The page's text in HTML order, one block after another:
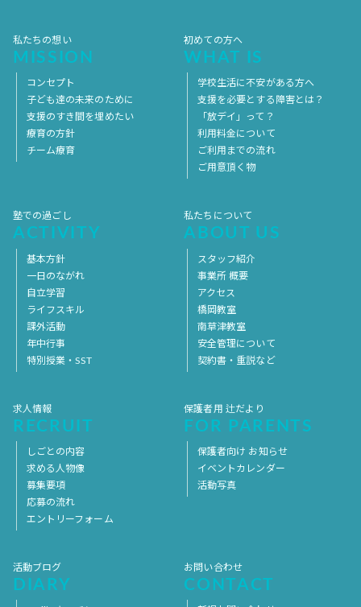
私たちの想い
MISSION
コンセプト
子ども達の未来のために
支援のすき間を埋めたい
療育の方針
チーム療育
初めての方へ
WHAT IS
学校生活に不安がある方へ
支援を必要とする障害とは？
「放デイ」って？
利用料金について
ご利用までの流れ
ご用意頂く物
塾での過ごし
ACTIVITY
基本方針
一日のながれ
自立学習
ライフスキル
課外活動
年中行事
特別授業・SST
私たちについて
ABOUT US
スタッフ紹介
事業所 概要
アクセス
橋岡教室
南草津教室
安全管理について
契約書・重説など
求人情報
RECRUIT
しごとの内容
求める人物像
募集要項
応募の流れ
エントリーフォーム
保護者用 辻だより
FOR PARENTS
保護者向け お知らせ
イベントカレンダー
活動写真
活動ブログ
DIARY
お問い合わせ
CONTACT